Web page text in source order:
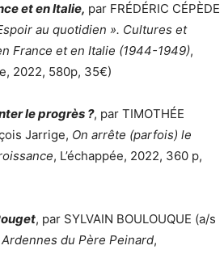
et en Italie, par FRÉDÉRIC CÉPÈDE
au quotidien ». Cultures et
France et en Italie (1944-1949),
2022, 580p, 35€)
le progrès ?, par TIMOTHÉE
Jarrige, On arrête (parfois) le
, L’échappée, 2022, 360 p,
, par SYLVAIN BOULOUQUE (a/s
du Père Peinard,